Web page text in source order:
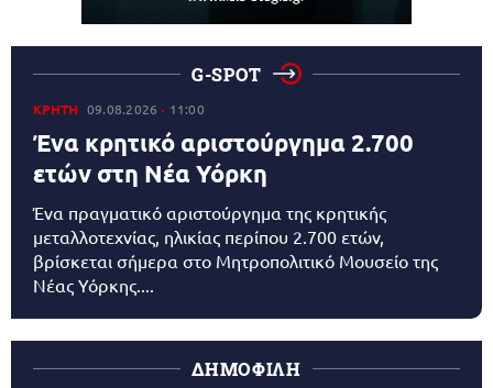
G-SPOT
ΚΡΗΤΗ 09.08.2026 11:00
Ένα κρητικό αριστούργημα 2.700
ετών στη Νέα Υόρκη
Ένα πραγματικό αριστούργημα της κρητικής
μεταλλοτεχνίας, ηλικίας περίπου 2.700 ετών,
βρίσκεται σήμερα στο Μητροπολιτικό Μουσείο της
Νέας Υόρκης....
ΔΗΜΟΦΙΛΗ